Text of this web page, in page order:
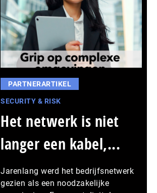
PARTNERARTIKEL
SECURITY & RISK
Het netwerk is niet
langer een kabel,...
Jarenlang werd het bedrijfsnetwerk
gezien als een noodzakelijke